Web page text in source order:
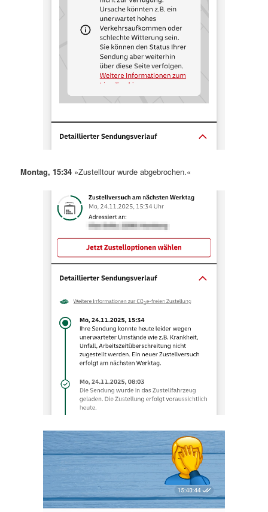
Montag, 15:34 »Zustelltour wurde abgebrochen.«